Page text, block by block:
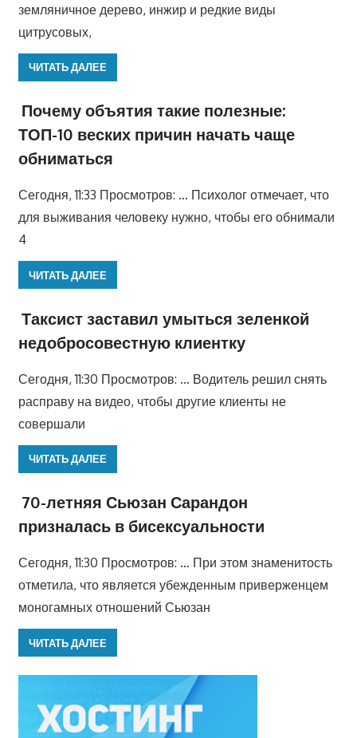
земляничное дерево, инжир и редкие виды
цитрусовых,
ЧИТАТЬ ДАЛЕЕ
Почему объятия такие полезные:
ТОП-10 веских причин начать чаще
обниматься
Сегодня, 11:33 Просмотров: … Психолог отмечает, что
для выживания человеку нужно, чтобы его обнимали
4
ЧИТАТЬ ДАЛЕЕ
Таксист заставил умыться зеленкой
недобросовестную клиентку
Сегодня, 11:30 Просмотров: … Водитель решил снять
расправу на видео, чтобы другие клиенты не
совершали
ЧИТАТЬ ДАЛЕЕ
70-летняя Сьюзан Сарандон
призналась в бисексуальности
Сегодня, 11:30 Просмотров: … При этом знаменитость
отметила, что является убежденным приверженцем
моногамных отношений Сьюзан
ЧИТАТЬ ДАЛЕЕ